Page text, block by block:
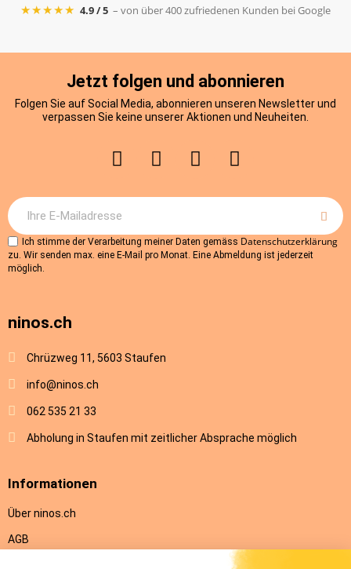
★★★★★ 4.9 / 5 – von über 400 zufriedenen Kunden bei Google
Jetzt folgen und abonnieren
Folgen Sie auf Social Media, abonnieren unseren Newsletter und
verpassen Sie keine unserer Aktionen und Neuheiten.
Ich stimme der Verarbeitung meiner Daten gemäss Datenschutzerklärung
zu. Wir senden max. eine E-Mail pro Monat. Eine Abmeldung ist jederzeit
möglich.
ninos.ch
Chrüzweg 11, 5603 Staufen
info@ninos.ch
062 535 21 33
Abholung in Staufen mit zeitlicher Absprache möglich
Informationen
Über ninos.ch
AGB